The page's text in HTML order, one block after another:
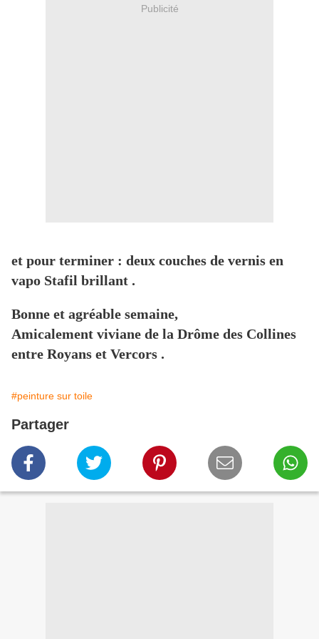
Publicité
et pour terminer : deux couches de vernis en
vapo Stafil brillant .
Bonne et agréable semaine,
Amicalement viviane de la Drôme des Collines
entre Royans et Vercors .
#peinture sur toile
Partager